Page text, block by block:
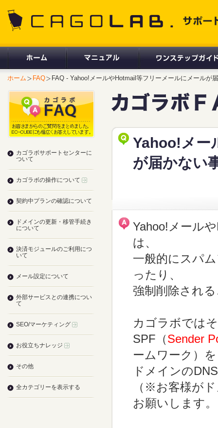
ホーム FAQ FAQ - Yahoo!メールやHotmail等フリーメールにメールが
Yahoo!メー
が届かない
Yahoo!メール
は、
一般的にスパ
ったり、
強制削除され
カゴラボでは
SPF（Sender
ームワーク）を
ドメインの
（※お客様が
お願いします
カゴラボサポートセンターに
ついて
カゴラボの操作について
契約中プランの確認について
ドメインの更新・移管手続き
について
決済モジュールのご利用につ
いて
メール設定について
外部サービスとの連携につい
て
SEO/マーケティング
お役立ちナレッジ
その他
全カテゴリーを表示する